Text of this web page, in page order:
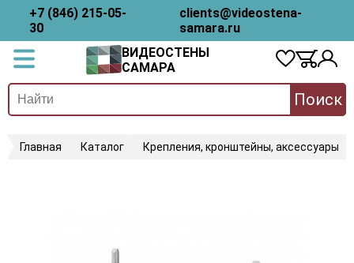
+7 (846) 215-05-
30
clients@videostena-
samara.ru
ВИДЕОСТЕНЫ
САМАРА
Поиск
Главная Каталог Крепления, кронштейны, аксессуары